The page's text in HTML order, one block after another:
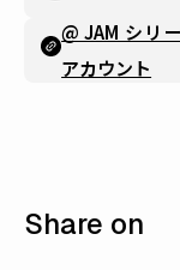
@ JAM シリ
アカウント
Share on